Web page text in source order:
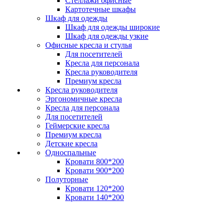
Картотечные шкафы
Шкаф для одежды
Шкаф для одежды широкие
Шкаф для одежды узкие
Офисные кресла и стулья
Для посетителей
Кресла для персонала
Кресла руководителя
Премиум кресла
Кресла руководителя
Эргономичные кресла
Кресла для персонала
Для посетителей
Геймерские кресла
Премиум кресла
Детские кресла
Односпальные
Кровати 800*200
Кровати 900*200
Полуторные
Кровати 120*200
Кровати 140*200